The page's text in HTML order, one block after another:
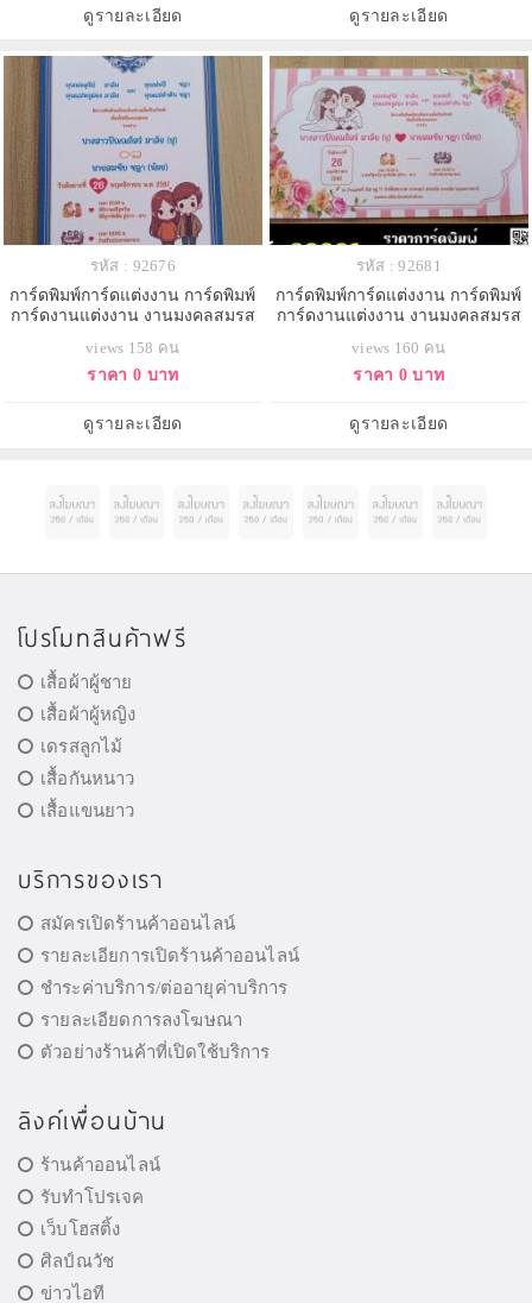
ดูรายละเอียด ดูรายละเอียด
รหัส : 92676
การ์ดพิมพ์การ์ดแต่งงาน การ์ดพิมพ์
การ์ดงานแต่งงาน งานมงคลสมรส
นิ้ว
views 158 คน
ราคา 0 บาท
ดูรายละเอียด
รหัส : 92681
การ์ดพิมพ์การ์ดแต่งงาน การ์ดพิมพ์
การ์ดงานแต่งงาน งานมงคลสมรส
นิ้ว
views 160 คน
ราคา 0 บาท
ดูรายละเอียด
โปรโมทสินค้าฟรี
เสื้อผ้าผู้ชาย
เสื้อผ้าผู้หญิง
เดรสลูกไม้
เสื้อกันหนาว
เสื้อแขนยาว
บริการของเรา
สมัครเปิดร้านค้าออนไลน์
รายละเอียการเปิดร้านค้าออนไลน์
ชำระค่าบริการ/ต่ออายุค่าบริการ
รายละเอียดการลงโฆษณา
ตัวอย่างร้านค้าที่เปิดใช้บริการ
ลิงค์เพื่อนบ้าน
ร้านค้าออนไลน์
รับทำโปรเจค
เว็บโฮสติ้ง
ศิลป์ณวัช
ข่าวไอที